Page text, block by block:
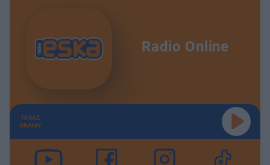
Radio Online
TERAZ
GRAMY